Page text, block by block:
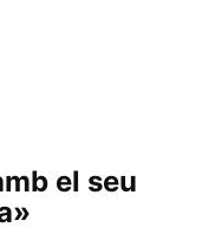
el seu